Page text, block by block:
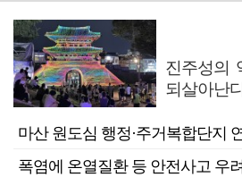
진주성의
되살아난
마산 원도심 행정·주거복합단지
폭염에 온열질환 등 안전사고 우